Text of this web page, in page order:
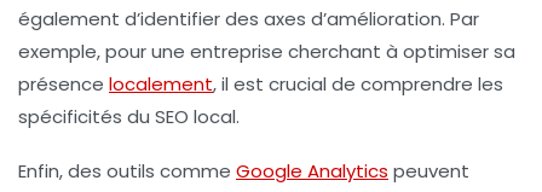
également d’identifier des axes d’amélioration. Par
exemple, pour une entreprise cherchant à optimiser sa
présence localement, il est crucial de comprendre les
spécificités du SEO local.
Enfin, des outils comme Google Analytics peuvent